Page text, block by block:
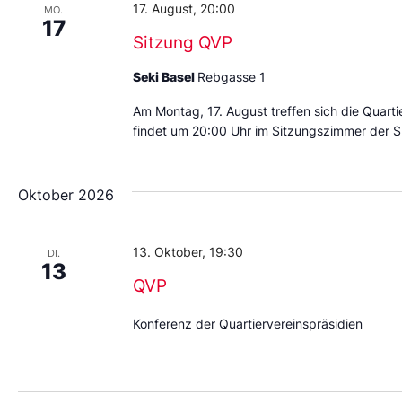
MO.
17
Sitzung QVP
17. August, 20:00
Seki Basel Rebgasse 1
Am Montag, 17. August treffen sich die
findet um 20:00 Uhr im Sitzungszimmer der
Oktober 2026
DI.
13
QVP
13. Oktober, 19:30
Konferenz der Quartiervereinspräsidien